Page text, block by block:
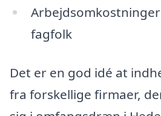
fagfolk
Det er en god idé at
fra forskellige firmaer,